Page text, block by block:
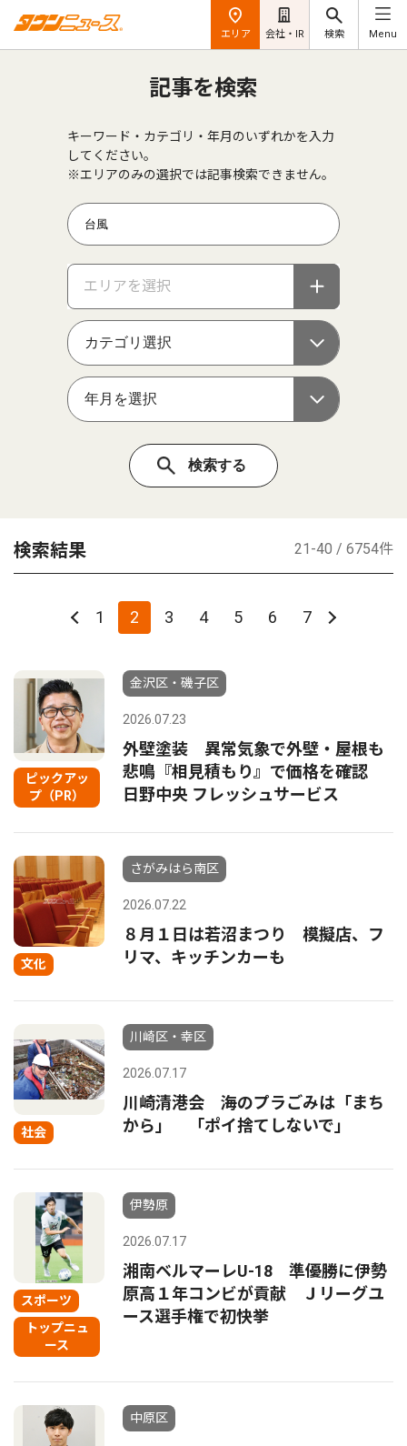
エリア 会社・IR 検索 Menu
記事を検索
キーワード・カテゴリ・年月のいずれかを入力
してください。
※エリアのみの選択では記事検索できません。
エリアを選択
検索結果 21-40 / 6754件
1 2 3 4 5 6 7
ピックアッ
プ（PR）
金沢区・磯子区
2026.07.23
外壁塗装 異常気象で外壁・屋根も
悲鳴『相見積もり』で価格を確認
日野中央 フレッシュサービス
文化
さがみはら南区
2026.07.22
８月１日は若沼まつり 模擬店、フ
リマ、キッチンカーも
社会
川崎区・幸区
2026.07.17
川崎清港会 海のプラごみは「まち
から」 「ポイ捨てしないで」
スポーツ
トップニュ
ース
伊勢原
2026.07.17
湘南ベルマーレU-18 準優勝に伊勢
原高１年コンビが貢献 Ｊリーグユ
ース選手権で初快挙
中原区